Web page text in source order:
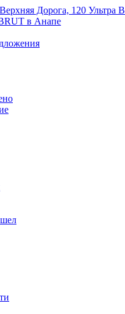
Дорога, 120 Ультра